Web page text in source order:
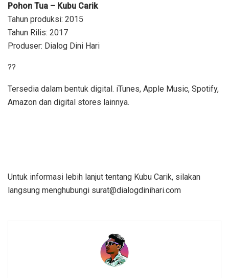
Pohon Tua – Kubu Carik
Tahun produksi: 2015
Tahun Rilis: 2017
Produser: Dialog Dini Hari
??
Tersedia dalam bentuk digital. iTunes, Apple Music, Spotify,
Amazon dan digital stores lainnya.
Untuk informasi lebih lanjut tentang Kubu Carik, silakan
langsung menghubungi surat@dialogdinihari.com